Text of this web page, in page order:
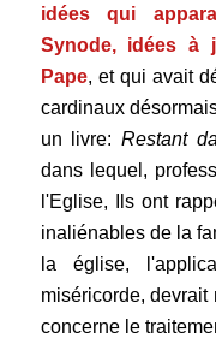
idées qui
Synode, idées à
Pape, et qui avait
cardinaux
un livre:Restant
dans lequel,
l'Eglise, Ils ont
inaliénables de la
la église,
miséricorde,
concerne le